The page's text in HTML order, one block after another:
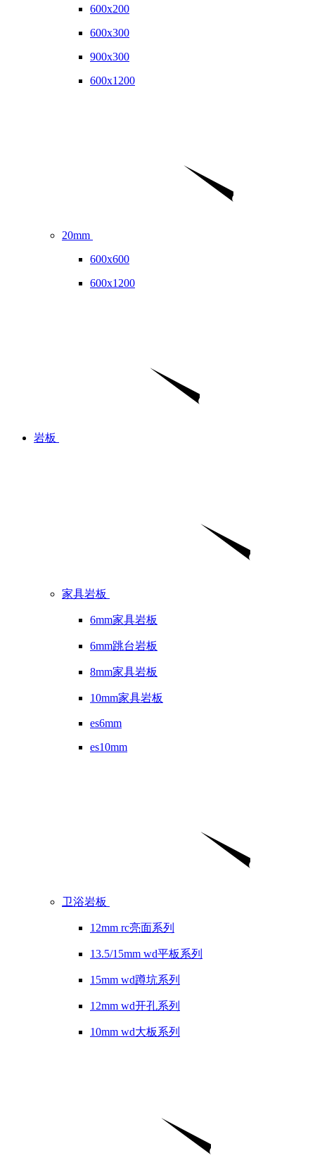
600x200
600x300
900x300
600x1200
20mm
600x600
600x1200
岩板
家具岩板
6mm家具岩板
6mm跳台岩板
8mm家具岩板
10mm家具岩板
es6mm
es10mm
卫浴岩板
12mm rc亮面系列
13.5/15mm wd平板系列
15mm wd蹲坑系列
12mm wd开孔系列
10mm wd大板系列